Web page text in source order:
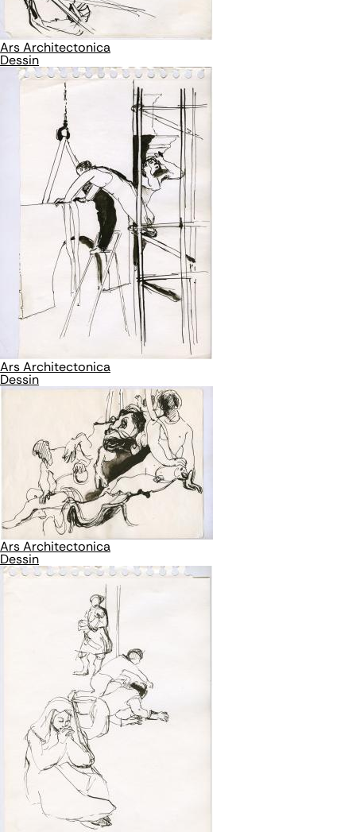
Ars Architectonica
Dessin
Ars Architectonica
Dessin
Ars Architectonica
Dessin